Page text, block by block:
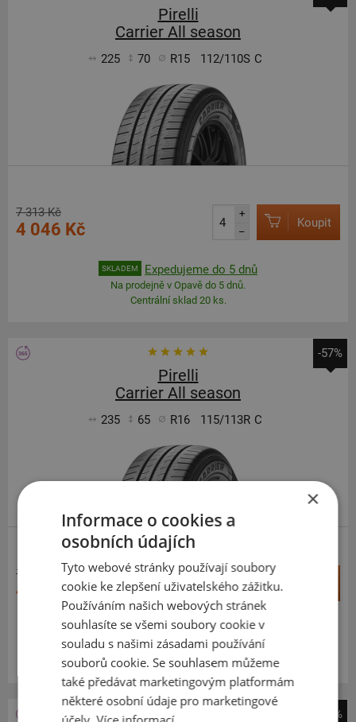
Pirelli
Carrier All season
225 70 R15 112/110S C
7 313 Kč
4 046 Kč
+
–
Koupit
SKLADEM Expedujeme do 5 dnů
Na prodejně v Opavě do 5 dnů.
Centrální sklad 20 ks.
-57%
Pirelli
Carrier All season
235 65 R16 115/113R C
10 450 Kč
4 488 Kč
+
–
SKLADEM Expedujeme do 5 dnů
Na prodejně v Opavě do 5 dnů.
Centrální sklad 20 ks.
-45%
×
Informace o cookies a
osobních údajích
Tyto webové stránky používají soubory
cookie ke zlepšení uživatelského zážitku.
Používáním našich webových stránek
souhlasíte se všemi soubory cookie v
souladu s našimi zásadami používání
souborů cookie. Se souhlasem můžeme
také předávat marketingovým platformám
některé osobní údaje pro marketingové